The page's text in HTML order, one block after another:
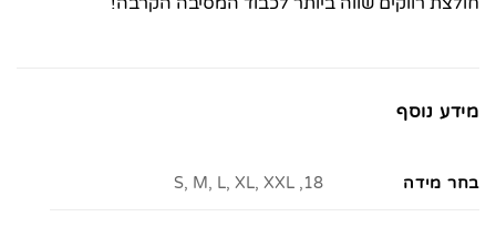
מידע נוסף
בחר מידה 18, S, M, L, XL, XXL